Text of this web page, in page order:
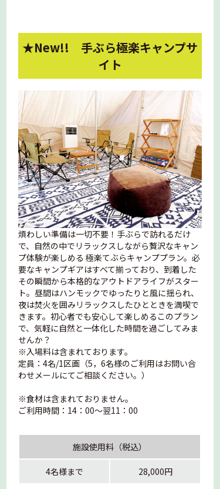
★New!! 手ぶら極楽キャンプサ
イト
煩わしい準備は一切不要！手ぶらで訪れるだけ
で、自然の中でリラックスしながら贅沢なキャン
プ体験が楽しめる 極楽てぶらキャンププラン。必
要なキャンプギアはすべて揃っており、到着した
その瞬間から本格的なアウトドアライフがスター
ト。昼間はハンモックでゆったりと風に揺られ、
夜は焚火を囲みリラックスしたひとときを満喫で
きます。初心者でも安心して楽しめるこのプラン
で、気軽に自然と一体化した時間を過ごしてみま
せんか？
※入場料は含まれております。
定員：4名/1区画（5，6名様のご利用はお問い合
わせメールにてご相談ください。）
※食材は含まれておりません。
ご利用時間：14：00～翌11：00
施設使用料（税込）
4名様まで 28,000円